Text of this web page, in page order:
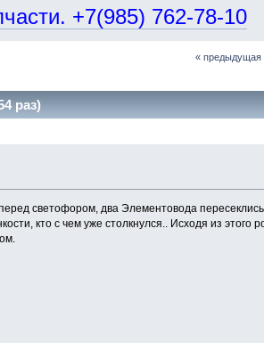
+7(985) 762-78-10
« предыдущая
раз)
светофором, два Элементовода
кто с чем уже столкнулся.. Исходя из этого